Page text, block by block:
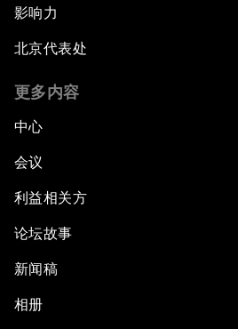
影响力
北京代表处
更多内容
中心
会议
利益相关方
论坛故事
新闻稿
相册